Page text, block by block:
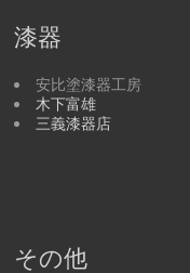
漆器
安比塗漆器工房
木下富雄
三義漆器店
その他